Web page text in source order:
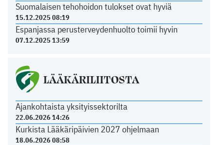
Suomalaisen tehohoidon tulokset ovat hyviä
15.12.2025 08:19
Espanjassa perusterveydenhuolto toimii hyvin
07.12.2025 13:59
LÄÄKÄRILIITOSTA
Ajankohtaista yksityissektorilta
22.06.2026 14:26
Kurkista Lääkäripäivien 2027 ohjelmaan
18.06.2026 08:58